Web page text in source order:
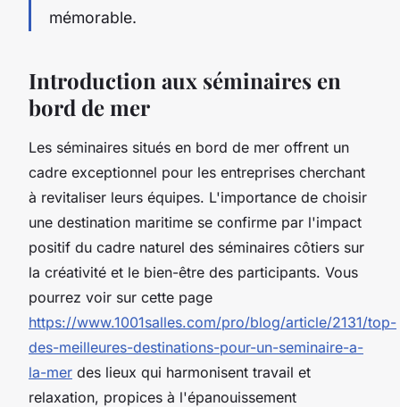
mémorable.
Introduction aux séminaires en
bord de mer
Les séminaires situés en bord de mer offrent un
cadre exceptionnel pour les entreprises cherchant
à revitaliser leurs équipes. L'importance de choisir
une destination maritime se confirme par l'impact
positif du cadre naturel des séminaires côtiers sur
la créativité et le bien-être des participants. Vous
pourrez voir sur cette page
https://www.1001salles.com/pro/blog/article/2131/top-
des-meilleures-destinations-pour-un-seminaire-a-
la-mer des lieux qui harmonisent travail et
relaxation, propices à l'épanouissement